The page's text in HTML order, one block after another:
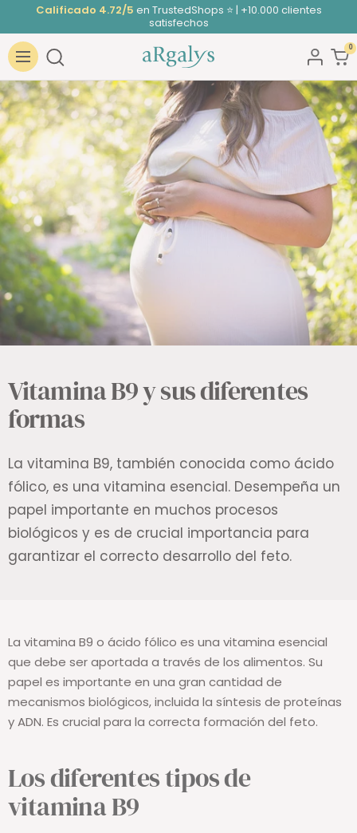
contenido
Calificado 4.72/5 en TrustedShops ⭐ | +10.000 clientes
satisfechos
Navigación
ARGALYS 0
Vitamina B9 y sus diferentes
formas
La vitamina B9, también conocida como ácido
fólico, es una vitamina esencial. Desempeña un
papel importante en muchos procesos
biológicos y es de crucial importancia para
garantizar el correcto desarrollo del feto.
La vitamina B9 o ácido fólico es una vitamina esencial
que debe ser aportada a través de los alimentos. Su
papel es importante en una gran cantidad de
mecanismos biológicos, incluida la síntesis de proteínas
y ADN. Es crucial para la correcta formación del feto.
Los diferentes tipos de
vitamina B9